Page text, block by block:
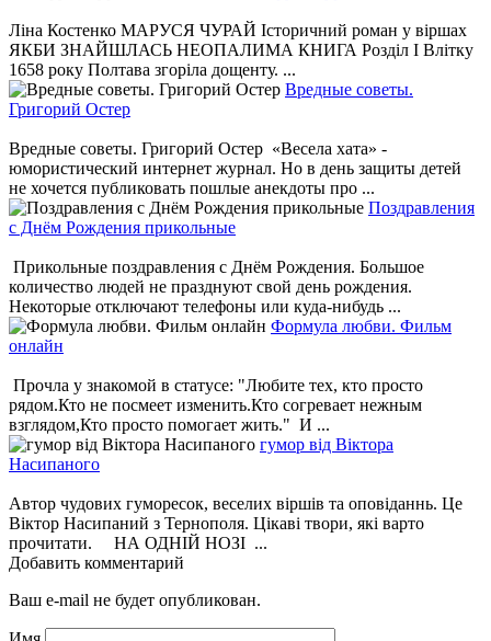
Ліна Костенко МАРУСЯ ЧУРАЙ Історичний роман у віршах
ЯКБИ ЗНАЙШЛАСЬ НЕОПАЛИМА КНИГА Розділ І Влітку
1658 року Полтава згоріла дощенту. ...
Вредные советы.
Григорий Остер
Вредные советы. Григорий Остер «Весела хата» -
юмористический интернет журнал. Но в день защиты детей
не хочется публиковать пошлые анекдоты про ...
Поздравления
с Днём Рождения прикольные
Прикольные поздравления с Днём Рождения. Большое
количество людей не празднуют свой день рождения.
Некоторые отключают телефоны или куда-нибудь ...
Формула любви. Фильм
онлайн
Прочла у знакомой в статусе: "Любите тех, кто просто
рядом.Кто не посмеет изменить.Кто согревает нежным
взглядом,Кто просто помогает жить." И ...
гумор від Віктора
Насипаного
Автор чудових гуморесок, веселих віршів та оповіданнь. Це
Віктор Насипаний з Тернополя. Цікаві твори, які варто
прочитати. НА ОДНІЙ НОЗІ ...
Добавить комментарий
Ваш e-mail не будет опубликован.